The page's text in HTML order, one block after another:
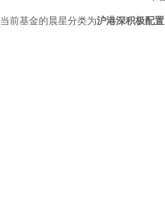
当前基金的晨星分类为沪港深积极配置